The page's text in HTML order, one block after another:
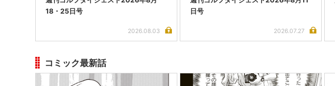
18・25日号
2026.08.03
日号
2026.07.27
コミック最新話